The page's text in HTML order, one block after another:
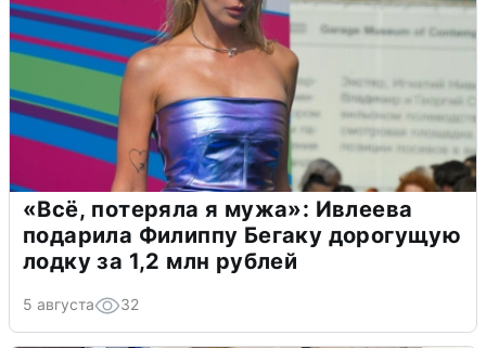
«Всё, потеряла я мужа»: Ивлеева
подарила Филиппу Бегаку дорогущую
лодку за 1,2 млн рублей
5 августа 32